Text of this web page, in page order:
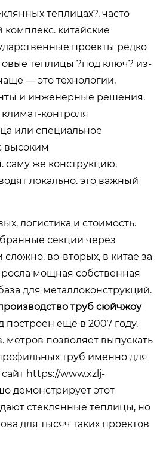
теплицах?, часто
китайские
проекты редко
теплицы ?под ключ? из-
— это технологии,
и инженерные решения.
контроля
или специальное
высоким
саму же конструкцию,
локально. это важный
логистика и стоимость.
секции через
во-вторых, в китае за
мощная собственная
для металлоконструкций.
труб сюйчжоу
построен ещё в 2007 году,
метров позволяет выпускать
труб именно для
https://www.xzlj-
демонстрирует этот
стеклянные теплицы, но
для тысяч таких проектов